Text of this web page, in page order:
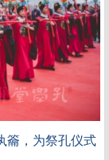
籥，为祭孔仪式